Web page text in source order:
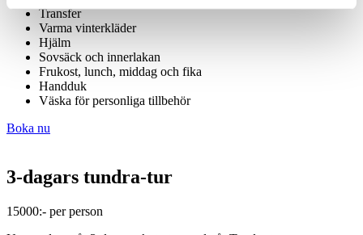
Transfer
Varma vinterkläder
Hjälm
Sovsäck och innerlakan
Frukost, lunch, middag och fika
Handduk
Väska för personliga tillbehör
Boka nu
3-dagars tundra-tur
15000:- per person